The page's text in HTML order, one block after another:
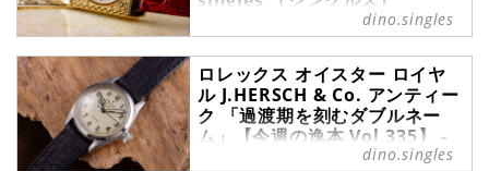
今週の逸本｜セイコー 『ビッグベン
Ref.5P30-6150』を、ブランド腕時
計専門店ムーンフェイズがご紹介。
dino.singles
ロレックス オイスター ロイヤ
ル J.HERSCH & Co. アンティー
ク 「過渡期を刻むダブルネー
ム」【今週の逸本 Vol.335】 -
singles （シングルス）dino.singles